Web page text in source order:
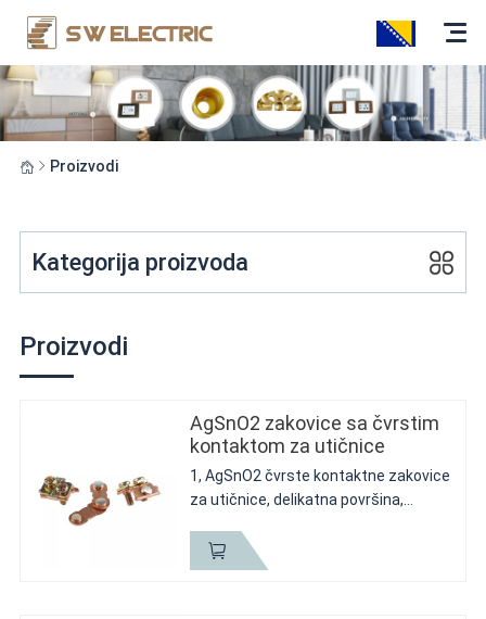
Proizvodi
Proizvodi
AgSnO2 zakovice sa čvrstim
kontaktom za utičnice
1, AgSnO2 čvrste kontaktne zakovice
za utičnice, delikatna površina,
antikorozivni i otporni na koroziju 2 ,
AgSnO2 čvrste kontaktne zakovice
Kategorija proizvoda